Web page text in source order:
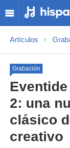
Artículos
Grabación
2: una
clásico
creativo